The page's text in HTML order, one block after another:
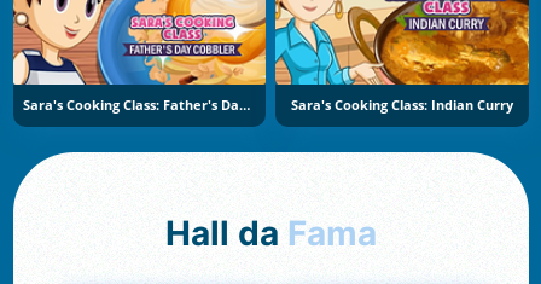
Sara's Cooking Class: Father's Day Cobbler Sara's Cooking Class: Indian Curry
Hall da Fama